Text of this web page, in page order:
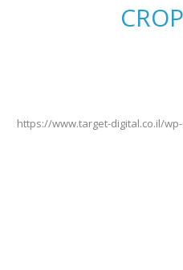
https://www.target-digital.co.il/